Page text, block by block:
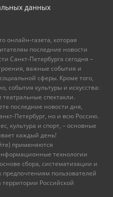
данных
онлайн-газета, которая
последние новости
Санкт-Петербурга сегодня –
важные события и
сферы. Кроме того,
события культуры и искусства:
спектакли.
последние новости дня,
Петербург, но и всю Россию.
культура и спорт, – основные
каждый день!
применяются
технологии
сбора, систематизации и
пользователей
Российской